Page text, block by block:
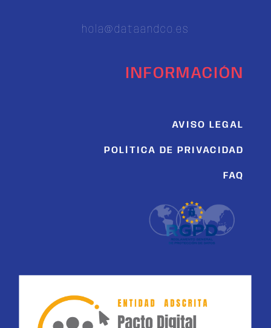
hola@dataandco.es
INFORMACIÓN
AVISO LEGAL
POLÍTICA DE PRIVACIDAD
FAQ